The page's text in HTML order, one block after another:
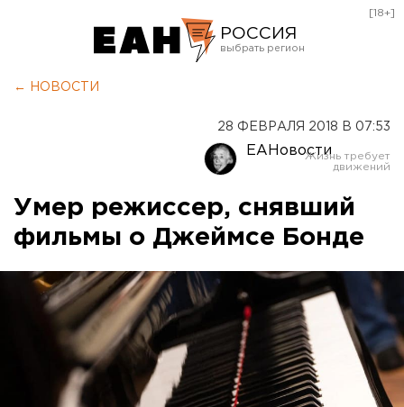
РОССИЯ
Оренбург
[18+]
← НОВОСТИ
28 ФЕВРАЛЯ 2018 В 07:53
ЕАНовости
Умер режиссер, снявший
фильмы о Джеймсе Бонде